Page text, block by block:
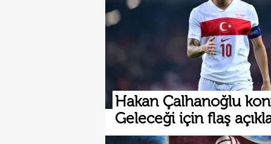
Hakan Çalhanoğlu
Geleceği için flaş